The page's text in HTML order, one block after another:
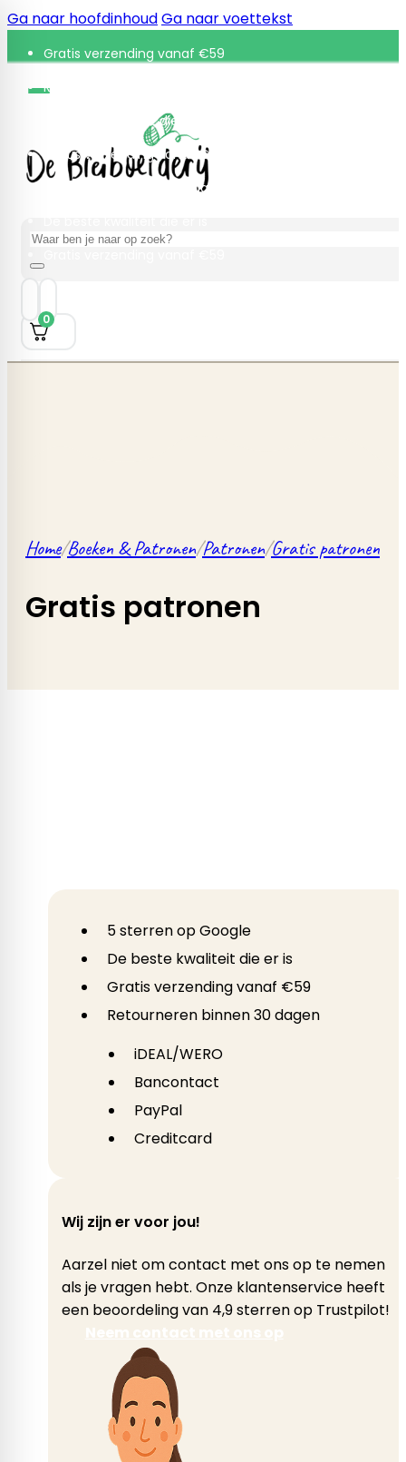
Ga naar hoofdinhoudGa naar voettekst
Gratis verzending vanaf €59
Retourneren binnen 30 dagen
De beste kwaliteit die er is
Gratis verzending vanaf €59
Retourneren binnen 30 dagen
Zoeken
0
Home/Boeken & Patronen/Patronen/Gratis patronen
Gratis patronen
5 sterren op Google
De beste kwaliteit die er is
Gratis verzending vanaf €59
Retourneren binnen 30 dagen
iDEAL/WERO
Bancontact
PayPal
Creditcard
Wij zijn er voor jou!
Aarzel niet om contact met ons op te nemen
als je vragen hebt. Onze klantenservice heeft
een beoordeling van 4,9 sterren op Trustpilot!